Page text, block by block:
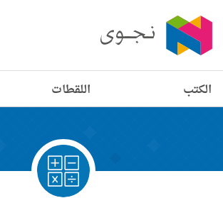
الكتب اللقطات